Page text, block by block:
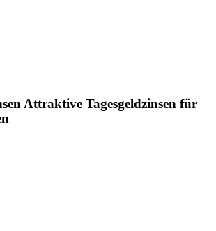
Attraktive Tagesgeldzinsen für